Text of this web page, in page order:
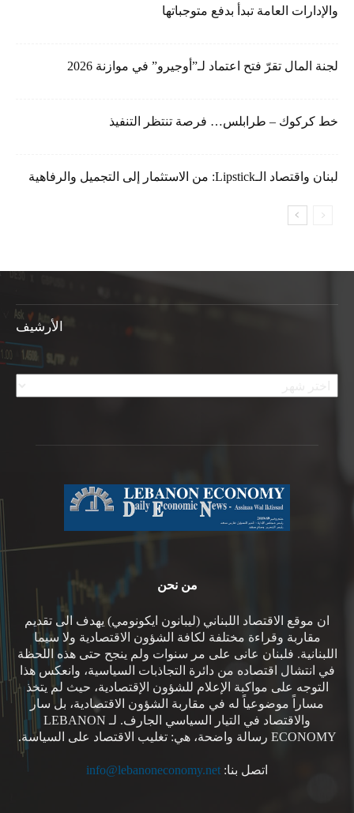
والإدارات العامة تبدأ بدفع متوجباتها
لجنة المال تقرّ فتح اعتماد لـ”أوجيرو” في موازنة 2026
خط كركوك – طرابلس… فرصة تنتظر التنفيذ
لبنان واقتصاد الـLipstick: من الاستثمار إلى التجميل والرفاهية
الأرشيف
الأرشيف
من نحن
ان موقع الاقتصاد اللبناني (ليبانون ايكونومي) يهدف الى تقديم
مقاربة وقراءة مختلفة لكافة الشؤون الاقتصادية ولا سيما
اللبنانية. فلبنان عانى على مر سنوات ولم ينجح حتى هذه اللحظة
في انتشال اقتصاده من دائرة التجاذبات السياسية، وانعكس هذا
التوجه على مواكبة الإعلام للشؤون الإقتصادية، حيث لم يتخذ
مساراً موضوعياً له في مقاربة الشؤون الاقتصادية، بل سار
والاقتصاد في التيار السياسي الجارف. لـ LEBANON
ECONOMY رسالة واضحة، هي: تغليب الاقتصاد على السياسة.
اتصل بنا: info@lebanoneconomy.net